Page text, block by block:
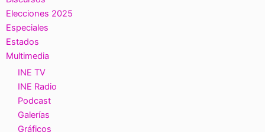
Elecciones 2025
Especiales
Estados
Multimedia
INE TV
INE Radio
Podcast
Galerías
Gráficos